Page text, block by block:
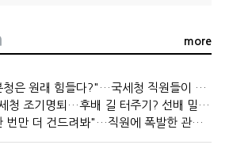
more
"본청은 원래 힘들다?"…국세청 직원들이 떠나는 이유
국세청 조기명퇴…후배 길 터주기? 선배 밀어내기?
"한 번만 더 건드려봐"…직원에 폭발한 관세청장, 왜?